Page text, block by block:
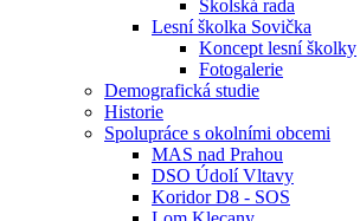
Školská rada
Lesní školka Sovička
Koncept lesní školky
Fotogalerie
Demografická studie
Historie
Spolupráce s okolními obcemi
MAS nad Prahou
DSO Údolí Vltavy
Koridor D8 - SOS